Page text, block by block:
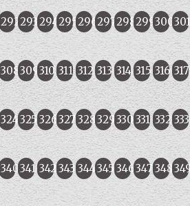
292293294295296297298299300301
308309310 311 312 313 314 315 316 317
324325 326327328329330331 332 333
340341 342 343 344345 346347348